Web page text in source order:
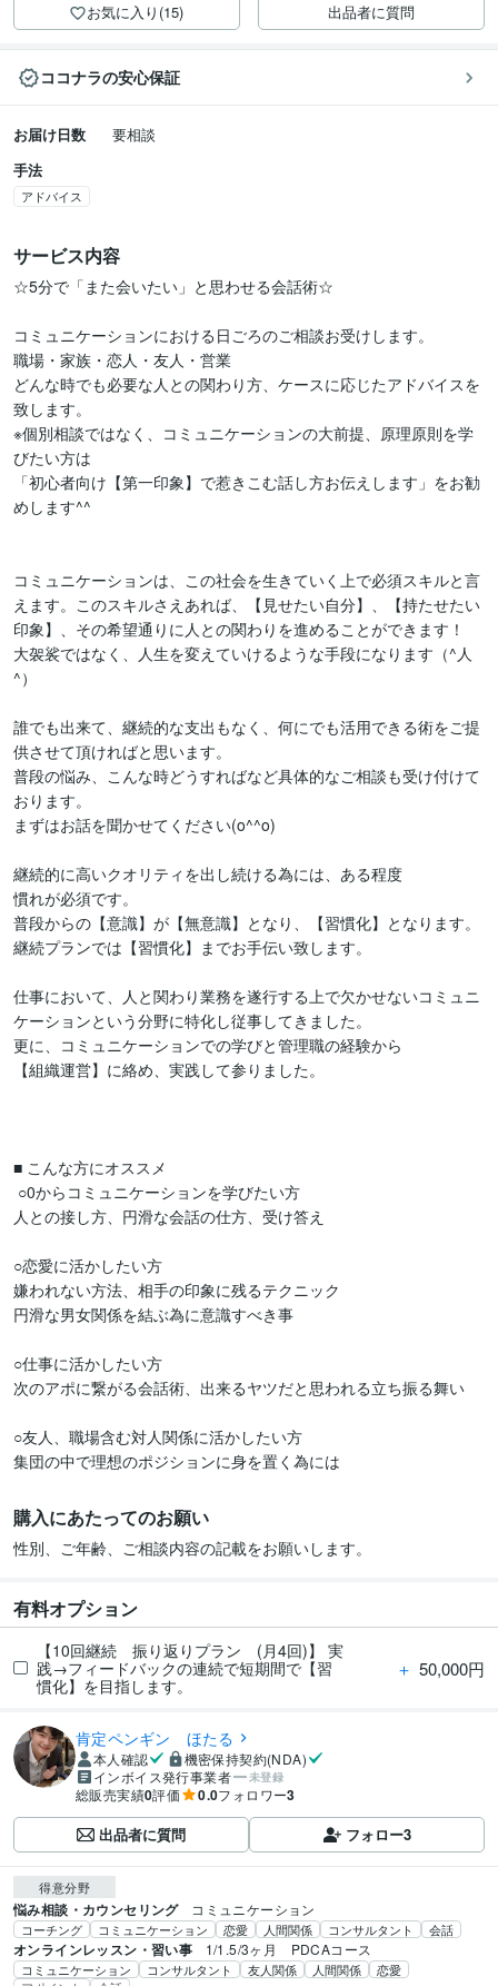
お気に入り(15) 出品者に質問
ココナラの安心保証
お届け日数
要相談
手法
アドバイス
サービス内容
☆5分で「また会いたい」と思わせる会話術☆
コミュニケーションにおける日ごろのご相談お受けします。
職場・家族・恋人・友人・営業
どんな時でも必要な人との関わり方、ケースに応じたアドバイスを
致します。
※個別相談ではなく、コミュニケーションの大前提、原理原則を学
びたい方は
「初心者向け【第一印象】で惹きこむ話し方お伝えします」をお勧
めします^^
コミュニケーションは、この社会を生きていく上で必須スキルと言
えます。このスキルさえあれば、【見せたい自分】、【持たせたい
印象】、その希望通りに人との関わりを進めることができます！
大袈裟ではなく、人生を変えていけるような手段になります（^人
^）
誰でも出来て、継続的な支出もなく、何にでも活用できる術をご提
供させて頂ければと思います。
普段の悩み、こんな時どうすればなど具体的なご相談も受け付けて
おります。
まずはお話を聞かせてください(o^^o)
継続的に高いクオリティを出し続ける為には、ある程度
慣れが必須です。
普段からの【意識】が【無意識】となり、【習慣化】となります。
継続プランでは【習慣化】までお手伝い致します。
仕事において、人と関わり業務を遂行する上で欠かせないコミュニ
ケーションという分野に特化し従事してきました。
更に、コミュニケーションでの学びと管理職の経験から
【組織運営】に絡め、実践して参りました。
■ こんな方にオススメ
人との接し方、円滑な会話の仕方、受け答え
○恋愛に活かしたい方
嫌われない方法、相手の印象に残るテクニック
円滑な男女関係を結ぶ為に意識すべき事
○仕事に活かしたい方
次のアポに繋がる会話術、出来るヤツだと思われる立ち振る舞い
○友人、職場含む対人関係に活かしたい方
購入にあたってのお願い
性別、ご年齢、ご相談内容の記載をお願いします。
有料オプション
【10回継続 振り返りプラン (月4回)】 実
践→フィードバックの連続で短期間で【習
慣化】を目指します。
＋ 50,000円
肯定ペンギン ほたる
本人確認
機密保持契約(NDA)
インボイス発行事業者
未登録
総販売実績0評価 0.0フォロワー3
出品者に質問 フォロー3
得意分野
悩み相談・カウンセリング コミュニケーション
コーチング コミュニケーション 恋愛 人間関係 コンサルタント 会話
オンラインレッスン・習い事 1/1.5/3ヶ月　PDCAコース
コミュニケーション コンサルタント 友人関係 人間関係
恋愛